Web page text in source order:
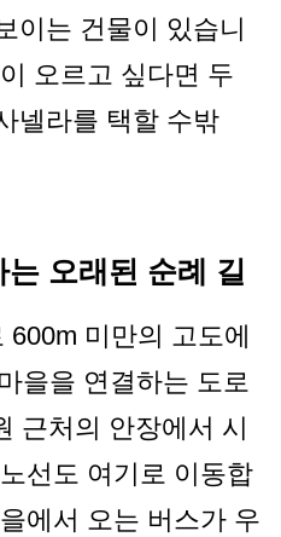
이는 건물이 있습니
오르고 싶다면 두
넬라를 택할 수밖
오래된 순례 길
미만의 고도에
을을 연결하는 도로
근처의 안장에서 시
선도 여기로 이동합
에서 오는 버스가 우